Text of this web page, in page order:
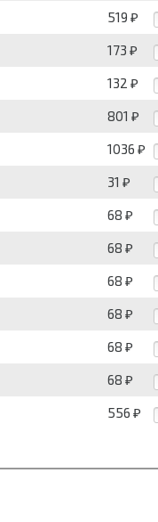
519 ₽
173 ₽
132 ₽
801 ₽
1036 ₽
31 ₽
68 ₽
68 ₽
68 ₽
68 ₽
68 ₽
68 ₽
556 ₽